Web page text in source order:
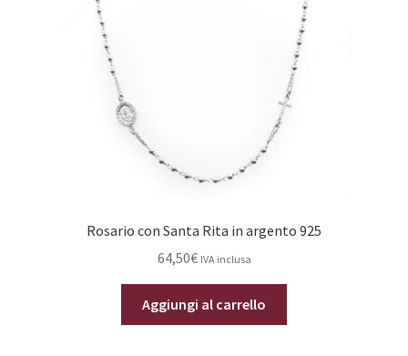
Rosario con Santa Rita in argento 925
64,50€ IVA inclusa
Aggiungi al carrello